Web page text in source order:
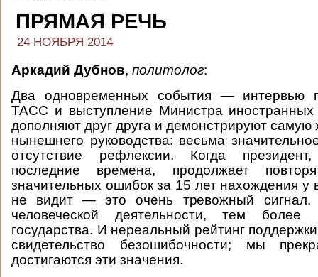
ПРЯМАЯ РЕЧЬ
24 НОЯБРЯ 2014
Аркадий Дубнов, политолог:
Два одновременных события — интервью
ТАСС и выступление Министра
дополняют друг друга и демонстрируют самую
нынешнего руководства: весьма
отсутствие рефлексии. Когда
последние времена, продолжает
значительных ошибок за 15 лет нахождения у
не видит — это очень тревожный
человеческой деятельности, тем
государства. И нереальный рейтинг
свидетельство безошибочности; мы
достигаются эти значения.